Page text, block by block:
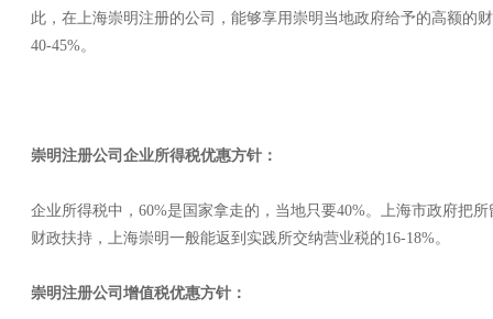
此，在上海崇明注册的公司，能够享用崇明当地政府给予的高额的
40-45%。
崇明注册公司企业所得税优惠方针 ：
企业所得税中， 60%是国家拿走的，当地只要40%。上海市政府把
财政扶持，上海崇明一般能返到实践所交纳营业税的16-18%。
崇明注册公司增值税优惠方针 ：